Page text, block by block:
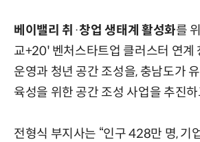
베이밸리 취 ·창업 생태계 활성화를
교+20' 벤처스타트업 클러스터 연계
운영과 청년 공간 조성을, 충남도가
육성을 위한 공간 조성 사업을 추진
전형식 부지사는 “인구 428만 명, 기